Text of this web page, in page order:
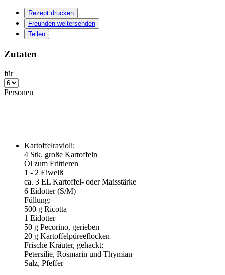
Rezept drucken
Freunden weitersenden
Teilen
Zutaten
für
Personen
Kartoffelravioli:
4 Stk. große Kartoffeln
Öl zum Frittieren
1 - 2 Eiweiß
ca. 3 EL Kartoffel- oder Maisstärke
6 Eidotter (S/M)
Füllung:
500 g Ricotta
1 Eidotter
50 g Pecorino, gerieben
20 g Kartoffelpüreeflocken
Frische Kräuter, gehackt:
Petersilie, Rosmarin und Thymian
Salz, Pfeffer